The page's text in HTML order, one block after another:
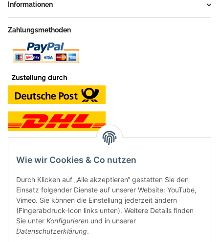
Informationen
Zahlungsmethoden
Neben dem Onlineshop haben wir ein Ladengeschäft in Hütten:
Frontline Games
Färbereiweg 3A
24358 Hütten
Wie wir Cookies & Co nutzen
Durch Klicken auf „Alle akzeptieren“ gestatten Sie den
Einsatz folgender Dienste auf unserer Website: YouTube,
Vimeo. Sie können die Einstellung jederzeit ändern
(Fingerabdruck-Icon links unten). Weitere Details finden
Sie unter Konfigurieren und in unserer
Datenschutzerklärung.